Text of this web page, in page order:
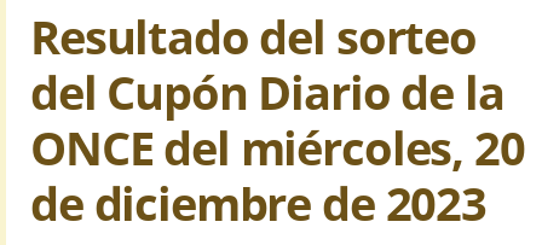
Resultado del sorteo
del Cupón Diario de la
ONCE del miércoles, 20
de diciembre de 2023